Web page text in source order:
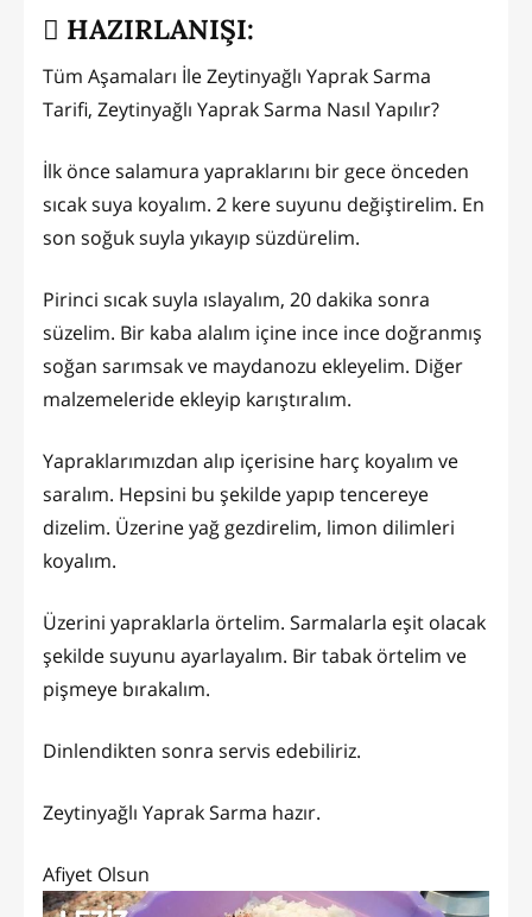
HAZIRLANIŞI:
Tüm Aşamaları İle Zeytinyağlı Yaprak Sarma
Tarifi, Zeytinyağlı Yaprak Sarma Nasıl Yapılır?
İlk önce salamura yapraklarını bir gece önceden
sıcak suya koyalım. 2 kere suyunu değiştirelim. En
son soğuk suyla yıkayıp süzdürelim.
Pirinci sıcak suyla ıslayalım, 20 dakika sonra
süzelim. Bir kaba alalım içine ince ince doğranmış
soğan sarımsak ve maydanozu ekleyelim. Diğer
malzemeleride ekleyip karıştıralım.
Yapraklarımızdan alıp içerisine harç koyalım ve
saralım. Hepsini bu şekilde yapıp tencereye
dizelim. Üzerine yağ gezdirelim, limon dilimleri
koyalım.
Üzerini yapraklarla örtelim. Sarmalarla eşit olacak
şekilde suyunu ayarlayalım. Bir tabak örtelim ve
pişmeye bırakalım.
Dinlendikten sonra servis edebiliriz.
Zeytinyağlı Yaprak Sarma hazır.
Afiyet Olsun